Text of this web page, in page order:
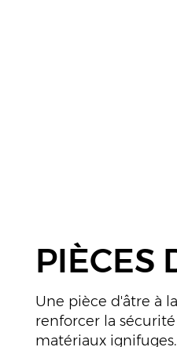
PIÈCES
Une pièce d'âtre à
renforcer la
matériaux ignifuges.